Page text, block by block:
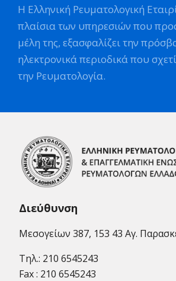
Η Ελληνική Ρευματολογική
πλαίσια των υπηρεσιών που
μέλη της, εξασφαλίζει την
ηλεκτρονικά περιοδικά που
την Ρευματολογία.
Διεύθυνση
Μεσογείων 387, 153 43 Αγ.
Τηλ.: 210 6545243
Fax : 210 6545243